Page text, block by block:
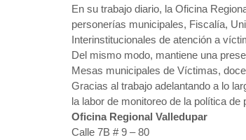
En su trabajo diario, la Oficina
personerías municipales, Fiscalía,
Interinstitucionales de atención a
Del mismo modo, mantiene una
Mesas municipales de Víctimas,
Gracias al trabajo adelantando a lo
la labor de monitoreo de la política
Oficina Regional Valledupar
Calle 7B # 9 – 80